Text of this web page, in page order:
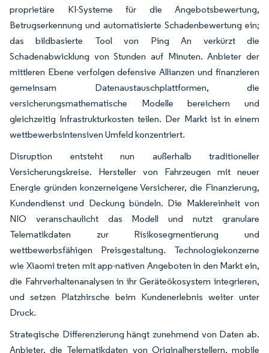
proprietäre KI-Systeme für die Angebotsbewertung,
Betrugserkennung und automatisierte Schadenbewertung ein;
das bildbasierte Tool von Ping An verkürzt die
Schadenabwicklung von Stunden auf Minuten. Anbieter der
mittleren Ebene verfolgen defensive Allianzen und finanzieren
gemeinsam Datenaustauschplattformen, die
versicherungsmathematische Modelle bereichern und
gleichzeitig Infrastrukturkosten teilen. Der Markt ist in einem
wettbewerbsintensiven Umfeld konzentriert.
Disruption entsteht nun außerhalb traditioneller
Versicherungskreise. Hersteller von Fahrzeugen mit neuer
Energie gründen konzerneigene Versicherer, die Finanzierung,
Kundendienst und Deckung bündeln. Die Maklereinheit von
NIO veranschaulicht das Modell und nutzt granulare
Telematikdaten zur Risikosegmentierung und
wettbewerbsfähigen Preisgestaltung. Technologiekonzerne
wie Xiaomi treten mit app-nativen Angeboten in den Markt ein,
die Fahrverhaltenanalysen in ihr Geräteökosystem integrieren,
und setzen Platzhirsche beim Kundenerlebnis weiter unter
Druck.
Strategische Differenzierung hängt zunehmend von Daten ab.
Anbieter, die Telematikdaten von Originalherstellern, mobile